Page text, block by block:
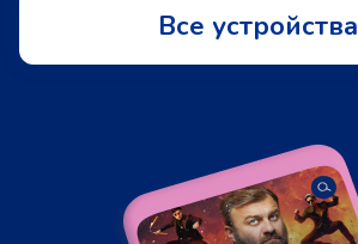
Все устройства